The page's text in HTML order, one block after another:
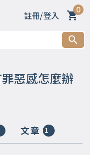
註冊/登入 0
文章 1